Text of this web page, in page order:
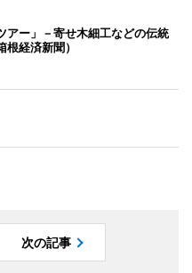
アー」－寄せ木細工などの伝統
経済新聞）
次の記事